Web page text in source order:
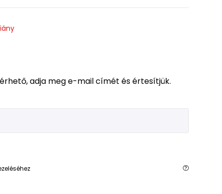
adja meg e-mail címét és értesítjük.